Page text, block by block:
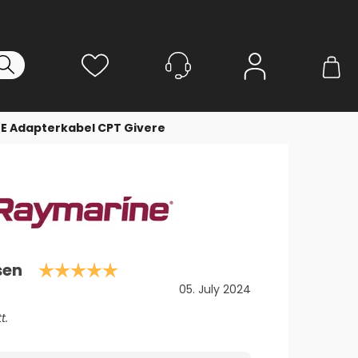
Adapterkabel CPT Givere
Karakter: 5.0 av 5 mulige
Dato:
05. July 2024